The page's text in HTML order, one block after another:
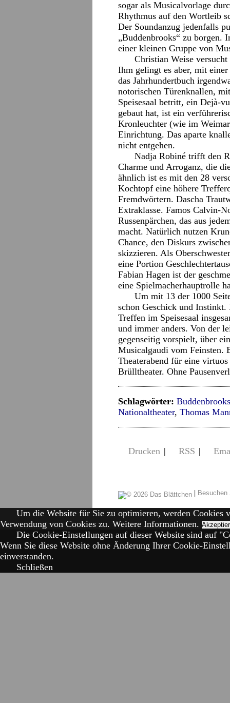
sogar als Musicalvorlage
Rhythmus auf den Wortleib
Der Soundanzug jedenfalls
„Buddenbrooks“ zu borgen.
einer kleinen Gruppe von
Christian Weise
Ihm gelingt es aber, mit
das Jahrhundertbuch
notorischen Türenknallen,
Speisesaal betritt, ein Dejà-
gebaut hat, ist ein
Kronleuchter (wie im
Einrichtung. Das aparte
nicht entgehen.
Nadja Robiné trifft den
Charme und Arroganz, die
ähnlich ist es mit den 28
Kochtopf eine höhere
Fremdwörtern. Dascha
Extraklasse. Famos Calvin-
Russenpärchen, das aus
macht. Natürlich nutzen
Chance, den Diskurs
skizzieren. Als
eine Portion
Fabian Hagen ist der
eine Spielmacherhauptrolle
Um mit 13 der 1000
schon Geschick und Instinkt.
Treffen im Speisesaal
und immer anders. Von der
gegenseitig vorspielt, über
Musicalgaudi vom Feinsten.
Theaterabend für eine
Brülltheater. Ohne
Schlagwörter: Buddenbrooks
Nationaltheater, Thomas
Drucken | RSS |
|
Um die Website für Sie zu optimieren, werden Cookies
Verwendung von Cookies zu. Weitere Informationen.
Die Cookie-Einstellungen auf dieser Website sind auf
Wenn Sie diese Website ohne Änderung Ihrer Cookie-
einverstanden.
Schließen